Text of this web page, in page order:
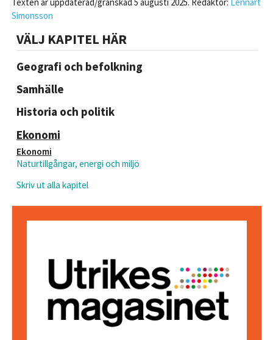
Simonsson
VÄLJ KAPITEL HÄR
Geografi och befolkning
Samhälle
Historia och politik
Ekonomi
Ekonomi
Naturtillgångar, energi och miljö
Skriv ut alla kapitel